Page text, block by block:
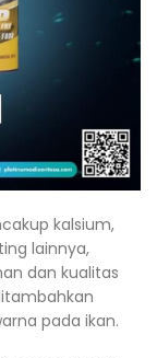
kalsium,
lainnya,
dan kualitas
pada ikan.